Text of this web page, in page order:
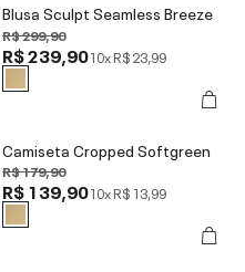
Blusa Sculpt Seamless Breeze
R$ 299,90
R$ 239,9010xR$ 23,99
Camiseta Cropped Softgreen
R$ 179,90
R$ 139,9010xR$ 13,99